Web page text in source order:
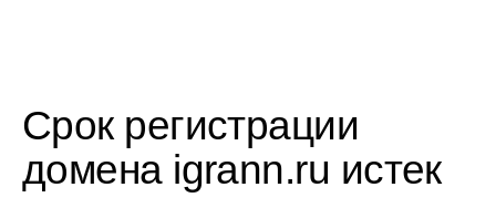
Срок регистрации
домена igrann.ru истек